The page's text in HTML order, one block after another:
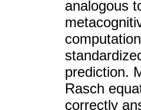
analogous
prediction.
Rasch
correctly